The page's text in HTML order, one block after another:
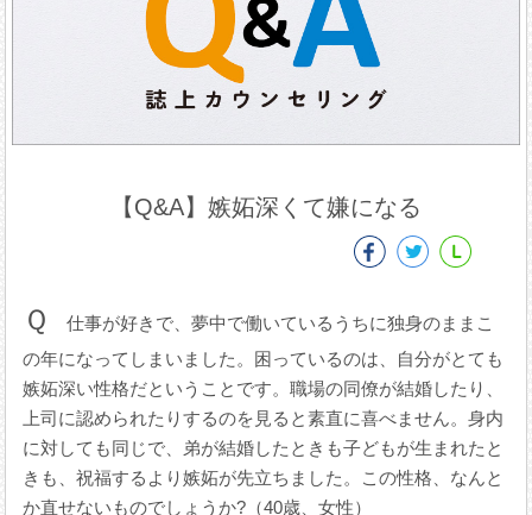
【Q&A】嫉妬深くて嫌になる
Ｑ
仕事が好きで、夢中で働いているうちに独身のままこ
の年になってしまいました。困っているのは、自分がとても
嫉妬深い性格だということです。職場の同僚が結婚したり、
上司に認められたりするのを見ると素直に喜べません。身内
に対しても同じで、弟が結婚したときも子どもが生まれたと
きも、祝福するより嫉妬が先立ちました。この性格、なんと
か直せないものでしょうか?（40歳、女性）